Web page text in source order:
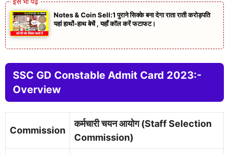
Notes & Coin Sell:1 पुराने सिक्के बना देगा राता राती करोड़पति
यहां हाथों-हाथ बेचें , यहाँ कॉल करें फटाफट।
SSC GD Constable Admit Card 2023:-
Overview
Commission
कर्मचारी चयन आयोग (Staff Selection
Commission)